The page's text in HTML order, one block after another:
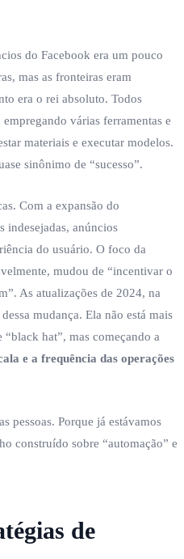
do Facebook era um pouco
mas as fronteiras eram
era o rei absoluto. Todos
várias ferramentas e
materiais e executar modelos.
sinônimo de “sucesso”.
Com a expansão do
indesejadas, anúncios
do usuário. O foco da
mudou de “incentivar o
As atualizações de 2024, na
mudança. Ela não está mais
hat”, mas começando a
e a frequência das operações
pessoas. Porque já estávamos
construído sobre “automação” e
de